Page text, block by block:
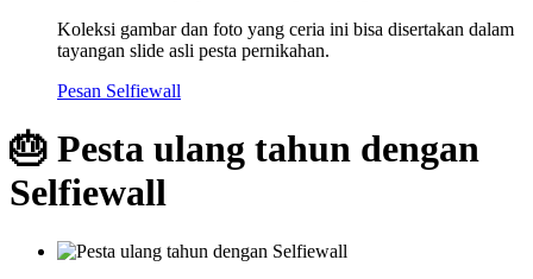
Koleksi gambar dan foto yang ceria ini bisa disertakan dalam
tayangan slide asli pesta pernikahan.
Pesan Selfiewall
🎂 Pesta ulang tahun dengan
Selfiewall